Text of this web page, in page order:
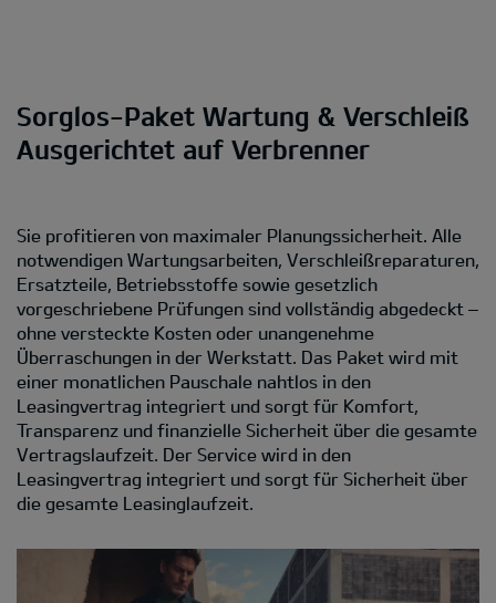
Sorglos-Paket Wartung & Verschleiß
Ausgerichtet auf Verbrenner
Sie profitieren von maximaler Planungssicherheit. Alle
notwendigen Wartungsarbeiten, Verschleißreparaturen,
Ersatzteile, Betriebsstoffe sowie gesetzlich
vorgeschriebene Prüfungen sind vollständig abgedeckt –
ohne versteckte Kosten oder unangenehme
Überraschungen in der Werkstatt. Das Paket wird mit
einer monatlichen Pauschale nahtlos in den
Leasingvertrag integriert und sorgt für Komfort,
Transparenz und finanzielle Sicherheit über die gesamte
Vertragslaufzeit. Der Service wird in den
Leasingvertrag integriert und sorgt für Sicherheit über
die gesamte Leasinglaufzeit.